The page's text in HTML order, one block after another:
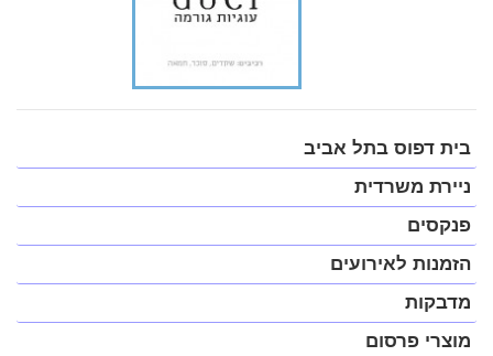
פתח
תפריט
במצב
נגיש
(התפריט
יפתח
בחלונית
בית דפוס בתל אביב
ניירת משרדית
פנקסים
הזמנות לאירועים
מדבקות
מוצרי פרסום